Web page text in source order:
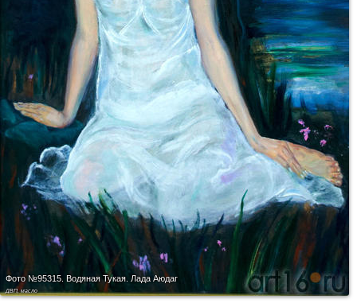
Фото №95315. Водяная Тукая. Лада Аюдаг
ДВП, масло